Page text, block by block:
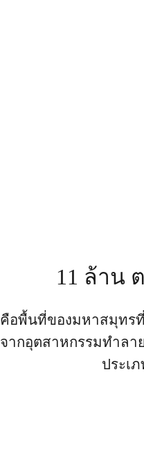
11 ล้าน
คือพื้นที่ของมหาสมุทร
จากอุตสาหกรรมทำล
ประเ